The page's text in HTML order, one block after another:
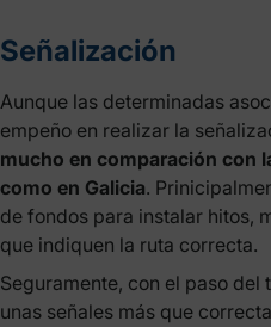
Señalización
Aunque las determinadas
empeño en realizar la
mucho en comparación con
como en Galicia.
de fondos para instalar hitos,
que indiquen la ruta correcta.
Seguramente, con el paso
unas señales más que